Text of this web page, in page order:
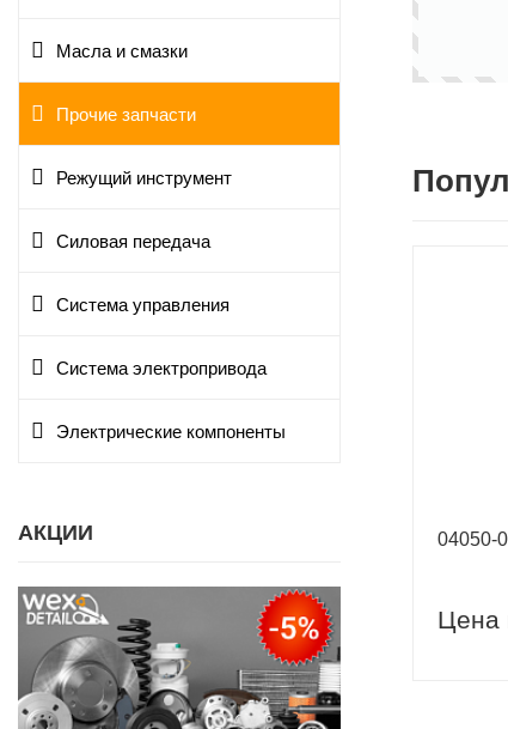
Масла и смазки
Прочие запчасти
Режущий инструмент
Силовая передача
Система управления
Система электропривода
Электрические компоненты
АКЦИИ
Цена